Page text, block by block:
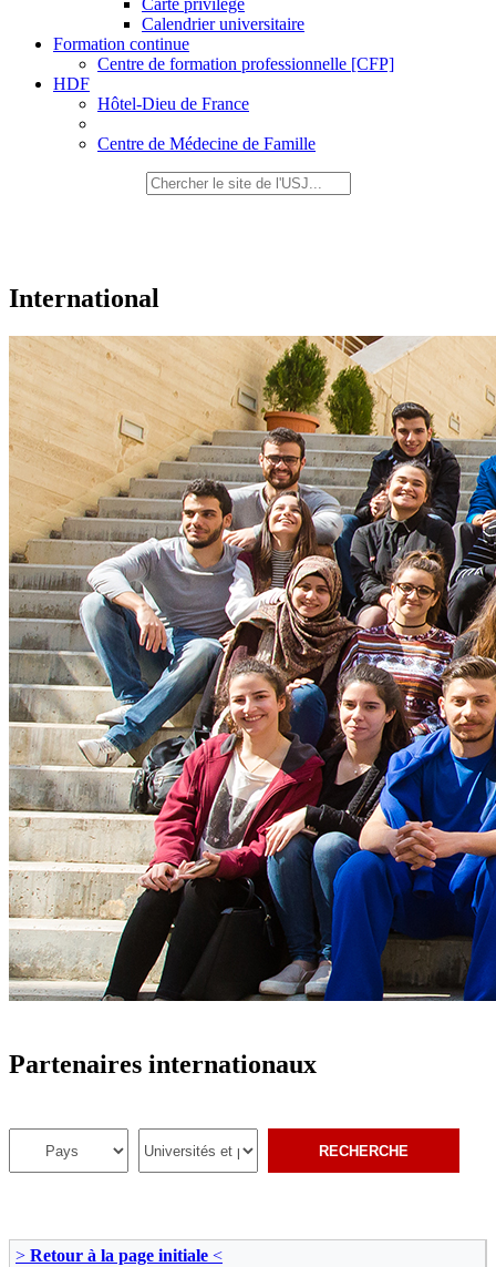
Calendrier universitaire
Formation continue
Centre de formation professionnelle [CFP]
HDF
Hôtel-Dieu de France
Centre de Médecine de Famille
International
Partenaires internationaux
> Retour à la page initiale <